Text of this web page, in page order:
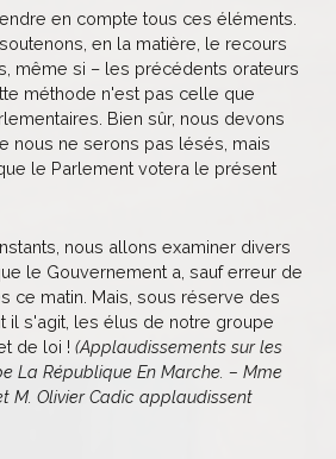
en compte tous ces éléments.
en la matière, le recours
même si – les précédents orateurs
méthode n'est pas celle que
Bien sûr, nous devons
nous ne serons pas lésés, mais
le Parlement votera le présent
nous allons examiner divers
le Gouvernement a, sauf erreur de
ce matin. Mais, sous réserve des
il s'agit, les élus de notre groupe
de loi ! (Applaudissements sur les
La République En Marche. – Mme
M. Olivier Cadic applaudissent